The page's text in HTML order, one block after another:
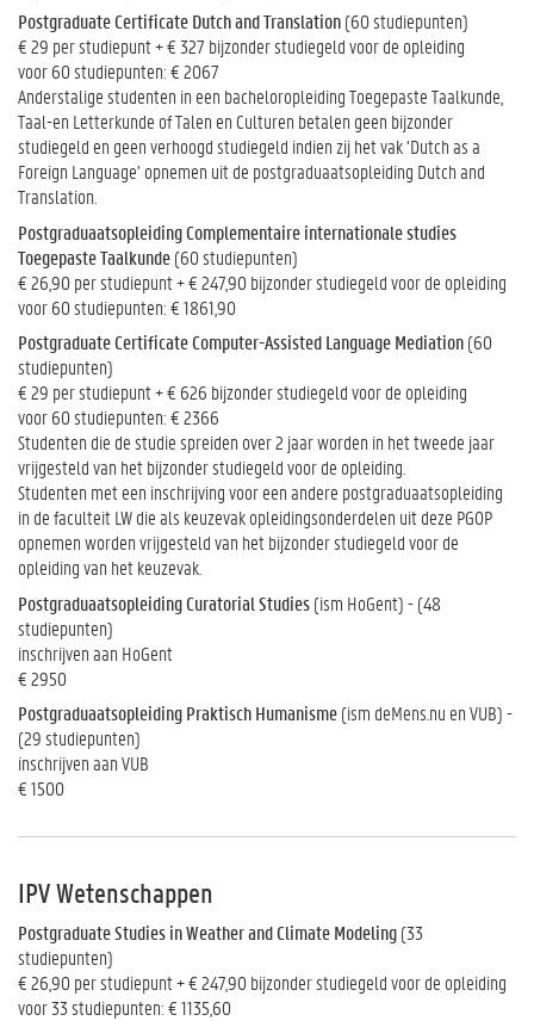
Postgraduate Certificate Dutch and Translation(60 studiepunten)
€ 29 per studiepunt + € 327 bijzonder studiegeld voor de opleiding
voor 60 studiepunten: € 2067
Anderstalige studenten in een bacheloropleiding Toegepaste Taalkunde,
Taal-en Letterkunde of Talen en Culturen betalen geen bijzonder
studiegeld en geen verhoogd studiegeld indien zij het vak ‘Dutch as a
Foreign Language’ opnemen uit de postgraduaatsopleiding Dutch and
Translation.
Postgraduaatsopleiding Complementaire internationale studies
Toegepaste Taalkunde(60 studiepunten)
€ 26,90 per studiepunt + € 247,90 bijzonder studiegeld voor de opleiding
voor 60 studiepunten: € 1861,90
Postgraduate Certificate Computer-Assisted Language Mediation(60
studiepunten)
€ 29 per studiepunt + € 626 bijzonder studiegeld voor de opleiding
voor 60 studiepunten: € 2366
Studenten die de studie spreiden over 2 jaar worden in het tweede jaar
vrijgesteld van het bijzonder studiegeld voor de opleiding.
Studenten met een inschrijving voor een andere postgraduaatsopleiding
in de faculteit LW die als keuzevak opleidingsonderdelen uit deze PGOP
opnemen worden vrijgesteld van het bijzonder studiegeld voor de
opleiding van het keuzevak.
Postgraduaatsopleiding Curatorial Studies(ism HoGent) - (48
studiepunten)
inschrijven aan HoGent
€ 2950
Postgraduaatsopleiding Praktisch Humanisme(ism deMens.nu en VUB) -
(29 studiepunten)
inschrijven aan VUB
€ 1500
IPV Wetenschappen
Postgraduate Studies in Weather and Climate Modeling(33
studiepunten)
€ 26,90 per studiepunt + € 247,90 bijzonder studiegeld voor de opleiding
voor 33 studiepunten: € 1135,60